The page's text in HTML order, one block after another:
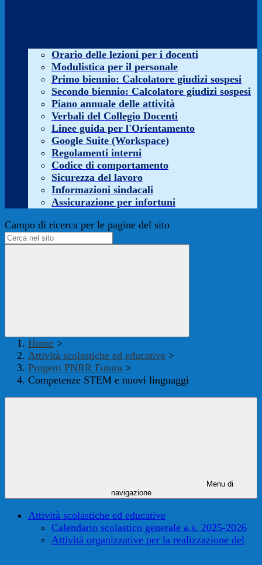
Orario delle lezioni per i docenti
Modulistica per il personale
Primo biennio: Calcolatore giudizi sospesi
Secondo biennio: Calcolatore giudizi sospesi
Piano annuale delle attività
Verbali del Collegio Docenti
Linee guida per l'Orientamento
Google Suite (Workspace)
Regolamenti interni
Codice di comportamento
Sicurezza del lavoro
Informazioni sindacali
Assicurazione per infortuni
Campo di ricerca per le pagine del sito
Home >
Attività scolastiche ed educative >
Progetti PNRR Futura >
Competenze STEM e nuovi linguaggi
Menu di
navigazione
Attività scolastiche ed educative
Calendario scolastico generale a.s. 2025-2026
Attività organizzative per la realizzazione del